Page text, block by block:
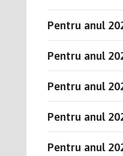
Pentru anul
Pentru anul
Pentru anul
Pentru anul
Pentru anul